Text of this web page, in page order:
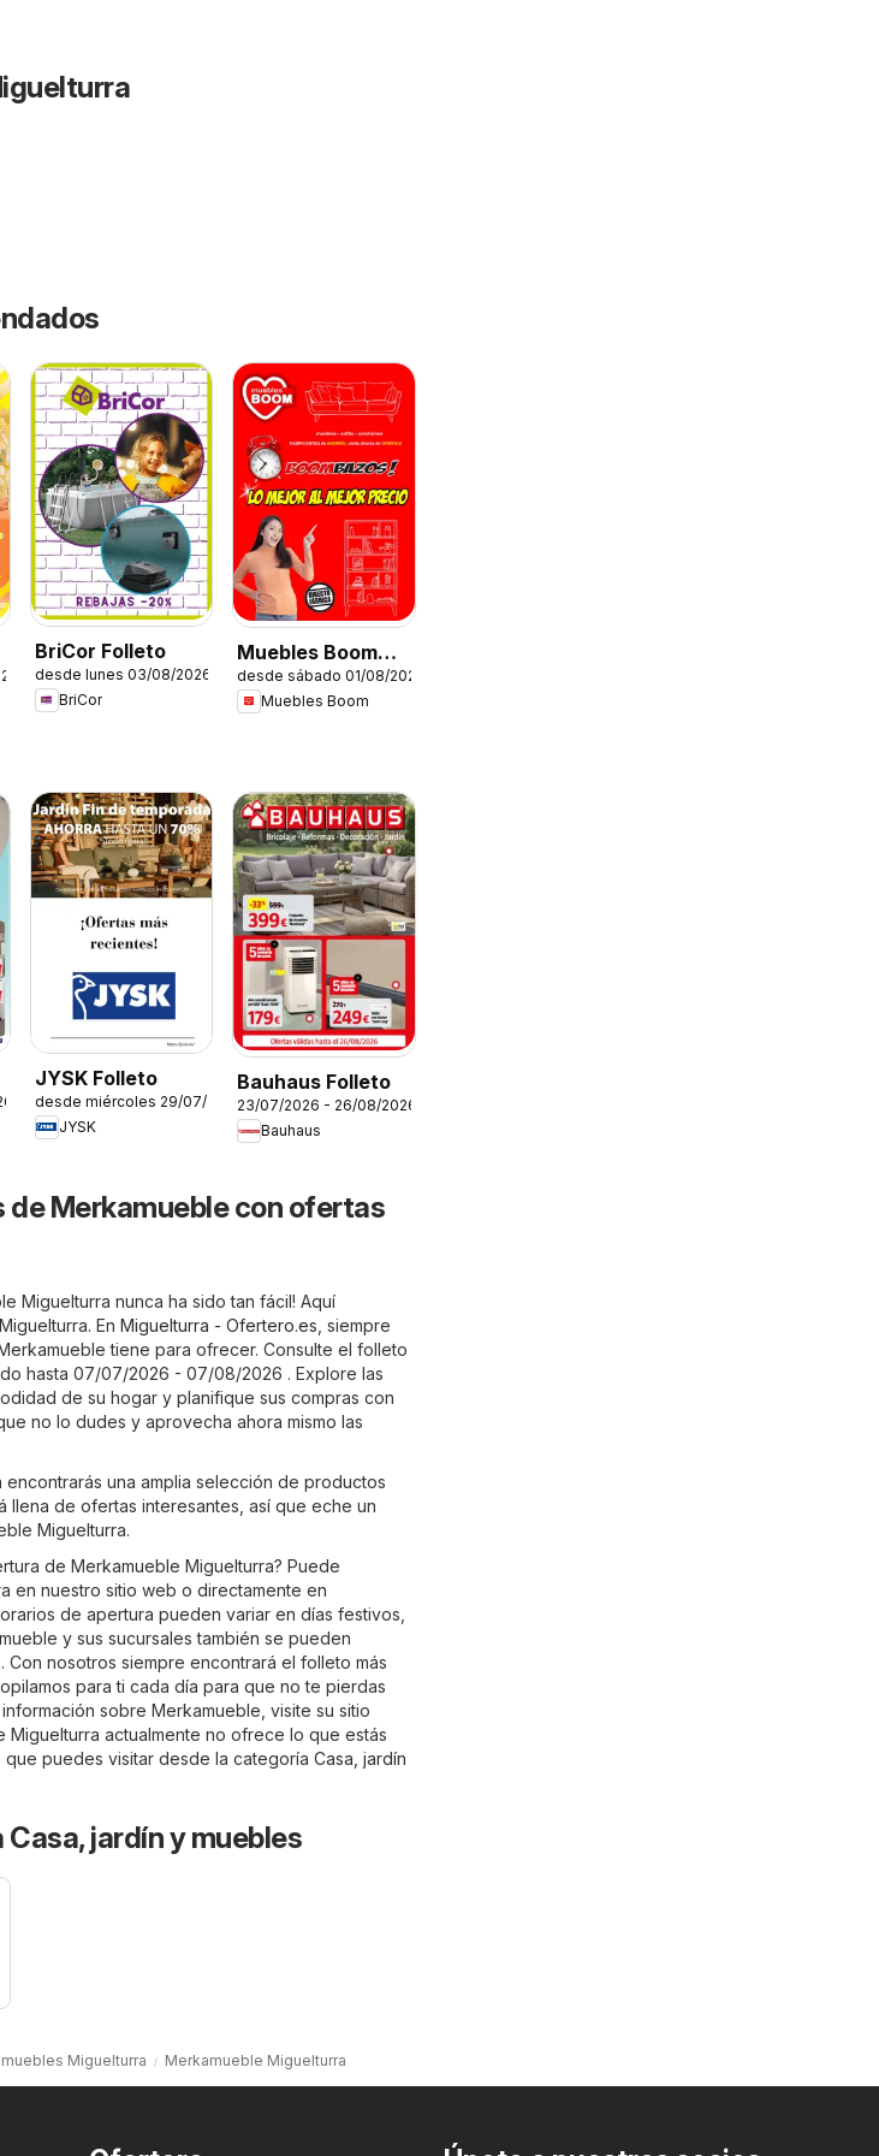
BriCor Folleto
desde lunes 03/08/2026
BriCor
Muebles Boom
Folleto
desde sábado 01/08/2026
Muebles Boom
JYSK Folleto
desde miércoles 29/07/2026
JYSK
Bauhaus Folleto
23/07/2026 - 26/08/2026
Bauhaus
Merkamueble con ofertas
Miguelturra nunca ha sido tan fácil! Aquí
En Miguelturra - Ofertero.es , siempre
tiene para ofrecer. Consulte el folleto
hasta 07/07/2026 - 07/08/2026 . Explore las
de su hogar y planifique sus compras con
no lo dudes y aprovecha ahora mismo las
una amplia selección de productos
de ofertas interesantes, así que eche un
Miguelturra.
de Merkamueble Miguelturra? Puede
en nuestro sitio web o directamente en
de apertura pueden variar en días festivos,
y sus sucursales también se pueden
nosotros siempre encontrará el folleto más
para ti cada día para que no te pierdas
sobre Merkamueble, visite su sitio
Miguelturra actualmente no ofrece lo que estás
puedes visitar desde la categoría Casa, jardín
jardín y muebles
Miguelturra Merkamueble Miguelturra